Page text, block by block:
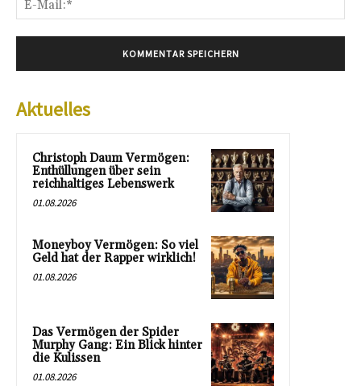
Aktuelles
Christoph Daum Vermögen:
Enthüllungen über sein
reichhaltiges Lebenswerk
01.08.2026
Moneyboy Vermögen: So viel
Geld hat der Rapper wirklich!
01.08.2026
Das Vermögen der Spider
Murphy Gang: Ein Blick hinter
die Kulissen
01.08.2026